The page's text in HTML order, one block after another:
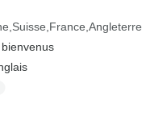
Suisse France Angleterre